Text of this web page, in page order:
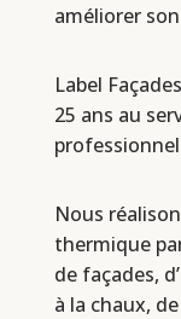
améliorer
Label
25 ans au
Nous
thermique
de façades,
à la chaux,